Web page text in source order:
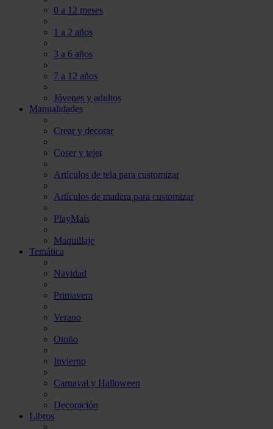
0 a 12 meses
1 a 2 años
3 a 6 años
7 a 12 años
Jóvenes y adultos
Manualidades
Crear y decorar
Coser y tejer
Artículos de tela para customizar
Artículos de madera para customizar
PlayMais
Maquillaje
Temática
Navidad
Primavera
Verano
Otoño
Invierno
Carnaval y Halloween
Decoración
Libros